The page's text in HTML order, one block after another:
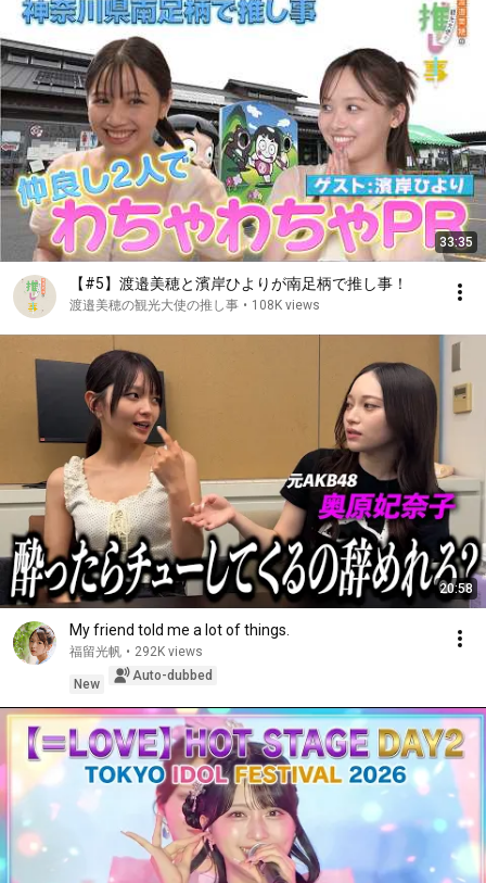
33:35
【#5】渡邉美穂と濱岸ひよりが南足柄で推し事！
渡邉美穂の観光大使の推し事 • 108K views
20:58
My friend told me a lot of things.
福留光帆 • 292K views
New
Auto-dubbed